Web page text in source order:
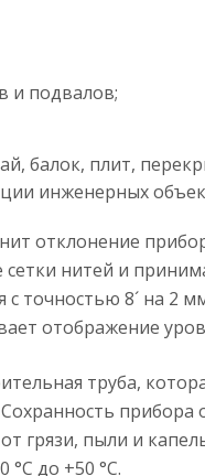
и подвалов;
балок, плит,
инженерных
отклонение
сетки нитей и
точностью 8´ на 2
отображение
труба,
прибора
пыли и
до +50 °C.